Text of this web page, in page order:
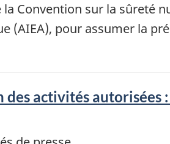
Convention sur la sûreté
pour assumer la
activités autorisées